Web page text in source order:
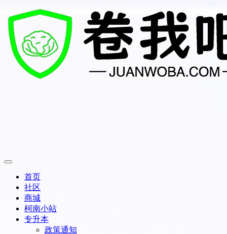
首页
社区
商城
柯南小站
专升本
政策通知